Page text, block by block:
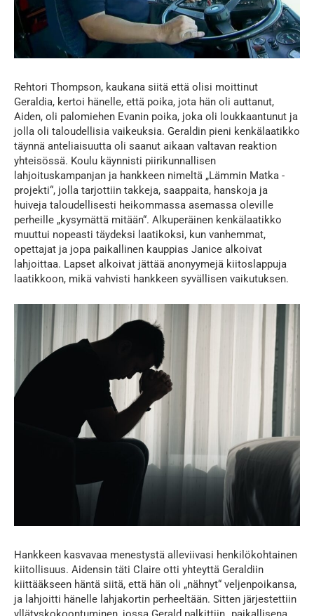
Rehtori Thompson, kaukana siitä että olisi moittinut
Geraldia, kertoi hänelle, että poika, jota hän oli auttanut,
Aiden, oli palomiehen Evanin poika, joka oli loukkaantunut ja
jolla oli taloudellisia vaikeuksia. Geraldin pieni kenkälaatikko
täynnä anteliaisuutta oli saanut aikaan valtavan reaktion
yhteisössä. Koulu käynnisti piirikunnallisen
lahjoituskampanjan ja hankkeen nimeltä „Lämmin Matka -
projekti“, jolla tarjottiin takkeja, saappaita, hanskoja ja
huiveja taloudellisesti heikommassa asemassa oleville
perheille „kysymättä mitään“. Alkuperäinen kenkälaatikko
muuttui nopeasti täydeksi laatikoksi, kun vanhemmat,
opettajat ja jopa paikallinen kauppias Janice alkoivat
lahjoittaa. Lapset alkoivat jättää anonyymejä kiitoslappuja
laatikkoon, mikä vahvisti hankkeen syvällisen vaikutuksen.
Hankkeen kasvavaa menestystä alleviivasi henkilökohtainen
kiitollisuus. Aidensin täti Claire otti yhteyttä Geraldiin
kiittääkseen häntä siitä, että hän oli „nähnyt“ veljenpoikansa,
ja lahjoitti hänelle lahjakortin perheeltään. Sitten järjestettiin